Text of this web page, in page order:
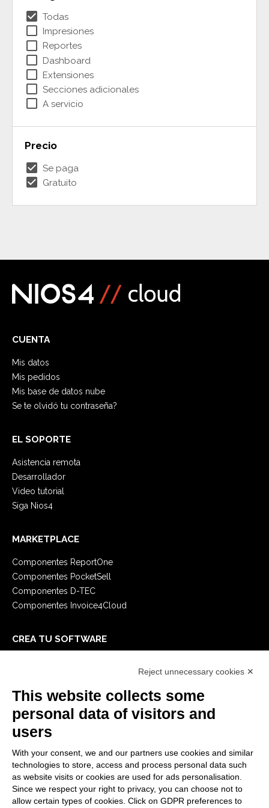
check_box Todas
check_box_outline_blank Impresiones
check_box_outline_blank Reportes
check_box_outline_blank Dashboard
check_box_outline_blank Extensiones
check_box_outline_blank Secciones adicionales
check_box_outline_blank A servicio
Precio
check_box Se paga
check_box Gratuito
CUENTA
Mis datos
Mis pedidos
Mis base de datos nube
Se te olvidó tu contraseña?
EL SOPORTE
Asistencia remota
Desarrollador
Video tutorial
Siga Nios4
MARKETPLACE
Componentes ReportOne
Componentes PocketSell
Componentes D-TEC
Componentes Invoice4Cloud
CREA TU SOFTWARE
E-Book
LEGALES
Informativas Privacidad
Security Policy
Documentación contractual y RGPD
Condiciones generales de suministro
Reject unnecessary cookies ✕
This website collects some
personal data of visitors and
users
With your consent, we and our partners use cookies and similar
technologies to store, access and process personal data such
as website visits or cookies are used for ads personalisation.
Since we respect your right to privacy, you can choose not to
allow certain types of cookies. Click on GDPR preferences to